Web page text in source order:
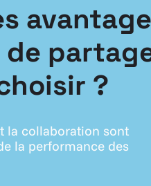
?
la collaboration sont
la performance des